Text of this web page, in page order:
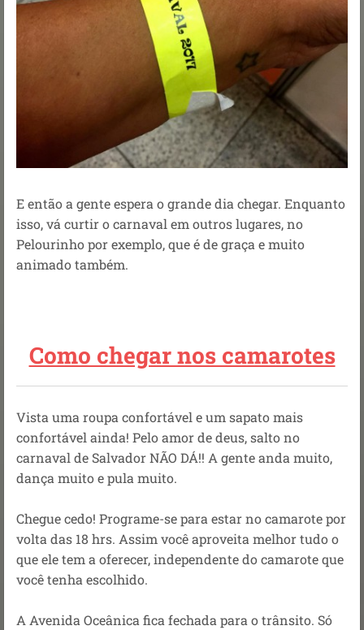
E então a gente espera o grande dia chegar. Enquanto
isso, vá curtir o carnaval em outros lugares, no
Pelourinho por exemplo, que é de graça e muito
animado também.
Como chegar nos camarotes
Vista uma roupa confortável e um sapato mais
confortável ainda! Pelo amor de deus, salto no
carnaval de Salvador NÃO DÁ!! A gente anda muito,
dança muito e pula muito.
Chegue cedo! Programe-se para estar no camarote por
volta das 18 hrs. Assim você aproveita melhor tudo o
que ele tem a oferecer, independente do camarote que
você tenha escolhido.
A Avenida Oceânica fica fechada para o trânsito. Só